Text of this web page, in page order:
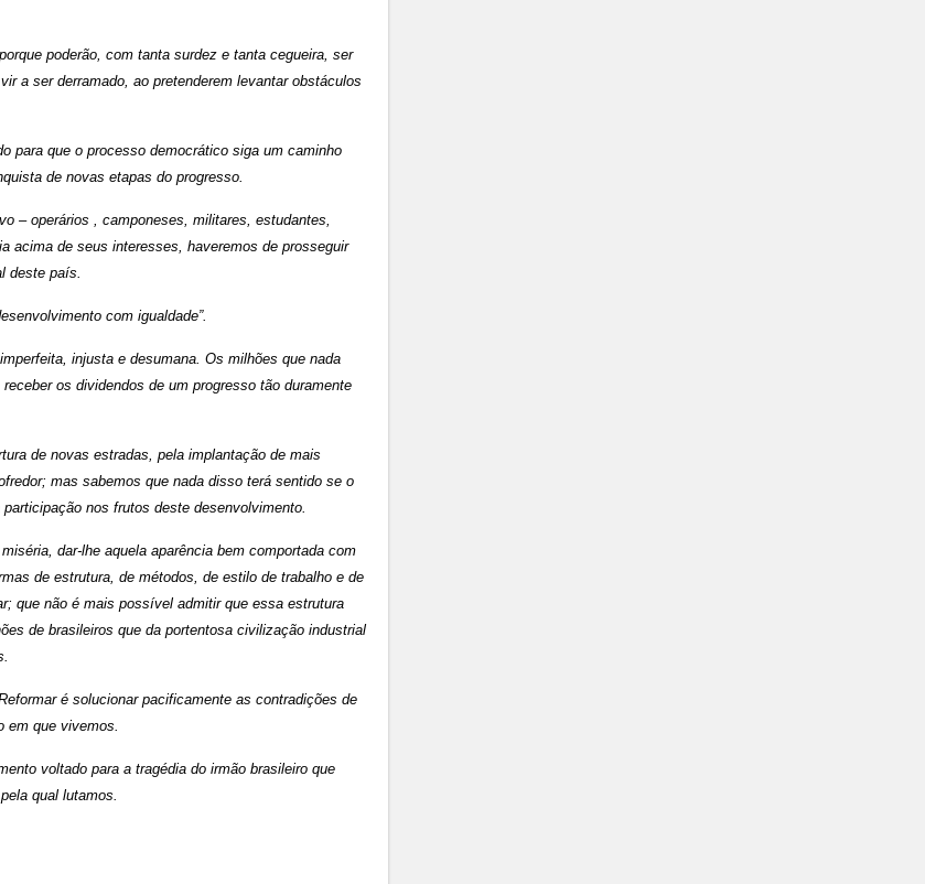
poderão, com tanta surdez e tanta cegueira, ser
a ser derramado, ao pretenderem levantar obstáculos
para que o processo democrático siga um caminho
de novas etapas do progresso.
– operários , camponeses, militares, estudantes,
acima de seus interesses, haveremos de prosseguir
deste país.
com igualdade”.
injusta e desumana. Os milhões que nada
os dividendos de um progresso tão duramente
de novas estradas, pela implantação de mais
mas sabemos que nada disso terá sentido se o
nos frutos deste desenvolvimento.
dar-lhe aquela aparência bem comportada com
de estrutura, de métodos, de estilo de trabalho e de
que não é mais possível admitir que essa estrutura
de brasileiros que da portentosa civilização industrial
é solucionar pacificamente as contradições de
em que vivemos.
voltado para a tragédia do irmão brasileiro que
qual lutamos.